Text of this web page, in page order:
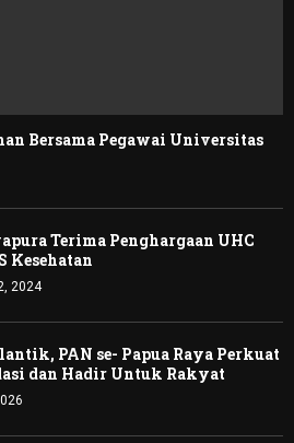
Bersama Pegawai Universitas
Terima Penghargaan UHC
Kesehatan
2024
PAN se- Papua Raya Perkuat
dan Hadir Untuk Rakyat